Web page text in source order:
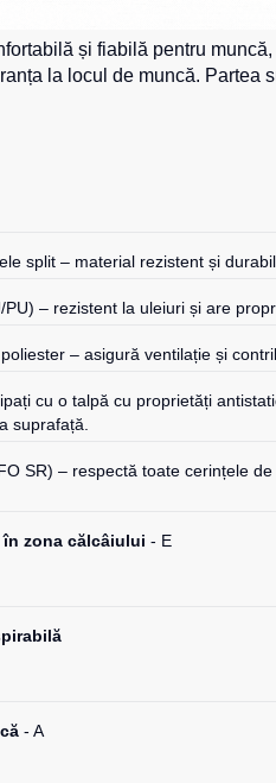
și fiabilă pentru
la locul de muncă.
split – material rezistent și
PU) – rezistent la uleiuri și are
– asigură ventilație și
cu o talpă cu proprietăți
suprafață.
SR) – respectă toate cerințele
zona călcâiului - E
- A